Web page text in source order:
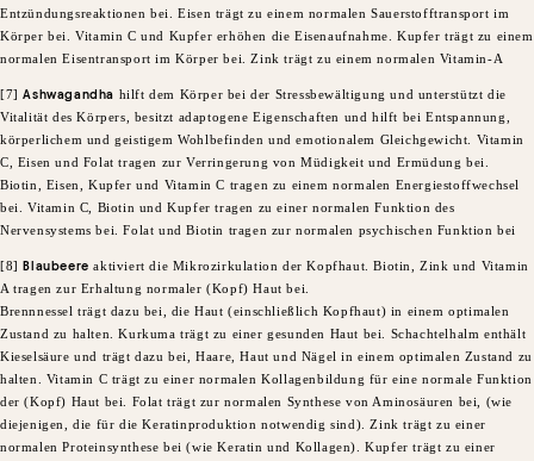
Entzündungsreaktionen bei. Eisen trägt zu einem normalen Sauerstofftransport im
Körper bei. Vitamin C und Kupfer erhöhen die Eisenaufnahme. Kupfer trägt zu einem
normalen Eisentransport im Körper bei. Zink trägt zu einem normalen Vitamin-A
[7]Ashwagandha hilft dem Körper bei der Stressbewältigung und unterstützt die
Vitalität des Körpers, besitzt adaptogene Eigenschaften und hilft bei Entspannung,
körperlichem und geistigem Wohlbefinden und emotionalem Gleichgewicht. Vitamin
C, Eisen und Folat tragen zur Verringerung von Müdigkeit und Ermüdung bei.
Biotin, Eisen, Kupfer und Vitamin C tragen zu einem normalen Energiestoffwechsel
bei. Vitamin C, Biotin und Kupfer tragen zu einer normalen Funktion des
Nervensystems bei. Folat und Biotin tragen zur normalen psychischen Funktion bei
[8]Blaubeere aktiviert die Mikrozirkulation der Kopfhaut. Biotin, Zink und Vitamin
A tragen zur Erhaltung normaler (Kopf) Haut bei.
Brennnessel trägt dazu bei, die Haut (einschließlich Kopfhaut) in einem optimalen
Zustand zu halten. Kurkuma trägt zu einer gesunden Haut bei. Schachtelhalm enthält
Kieselsäure und trägt dazu bei, Haare, Haut und Nägel in einem optimalen Zustand zu
halten. Vitamin C trägt zu einer normalen Kollagenbildung für eine normale Funktion
der (Kopf) Haut bei. Folat trägt zur normalen Synthese von Aminosäuren bei, (wie
diejenigen, die für die Keratinproduktion notwendig sind). Zink trägt zu einer
normalen Proteinsynthese bei (wie Keratin und Kollagen). Kupfer trägt zu einer